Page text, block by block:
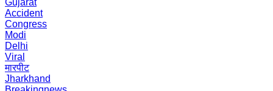
Gujarat
Accident
Congress
Modi
Delhi
Viral
मारपीट
Jharkhand